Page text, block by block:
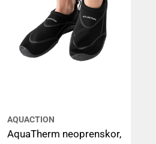
AQUACTION
AquaTherm neoprenskor,